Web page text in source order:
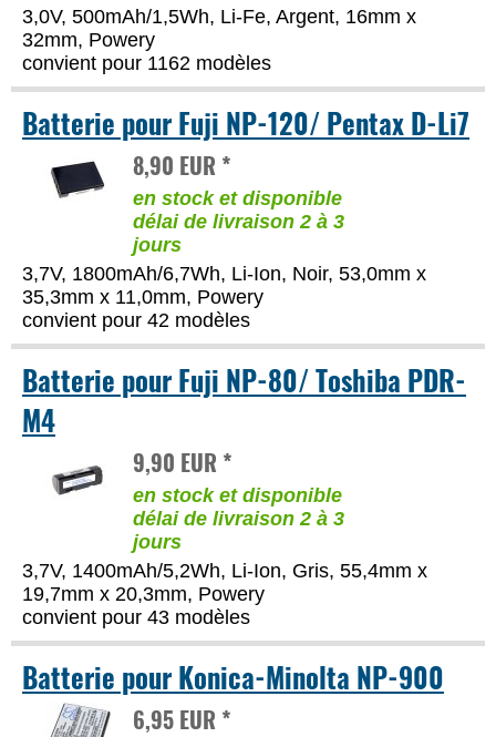
3,0V, 500mAh/1,5Wh, Li-Fe, Argent, 16mm x
32mm, Powery
convient pour 1162 modèles
Batterie pour Fuji NP-120/ Pentax D-Li7
8,90 EUR *
en stock et disponible
délai de livraison 2 à 3
jours
3,7V, 1800mAh/6,7Wh, Li-Ion, Noir, 53,0mm x
35,3mm x 11,0mm, Powery
convient pour 42 modèles
Batterie pour Fuji NP-80/ Toshiba PDR-
M4
9,90 EUR *
en stock et disponible
délai de livraison 2 à 3
jours
3,7V, 1400mAh/5,2Wh, Li-Ion, Gris, 55,4mm x
19,7mm x 20,3mm, Powery
convient pour 43 modèles
Batterie pour Konica-Minolta NP-900
6,95 EUR *